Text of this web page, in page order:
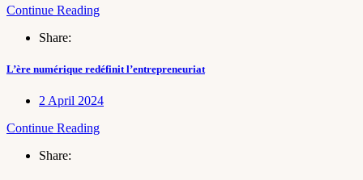
Continue Reading
Share:
L’ère numérique redéfinit l’entrepreneuriat
2 April 2024
Continue Reading
Share: